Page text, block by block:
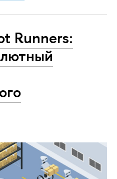
Runners: